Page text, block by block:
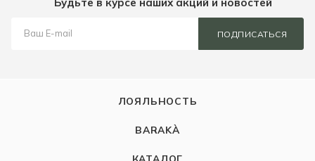
ПОДПИСАТЬСЯ
ЛОЯЛЬНОСТЬ
BARAKÀ
КАТАЛОГ